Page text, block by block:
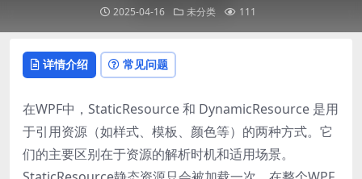
2025-04-16 未分类 111
详情介绍 常见问题
在WPF中，StaticResource 和 DynamicResource 是用
于引用资源（如样式、模板、颜色等）的两种方式。它
们的主要区别在于资源的解析时机和适用场景。